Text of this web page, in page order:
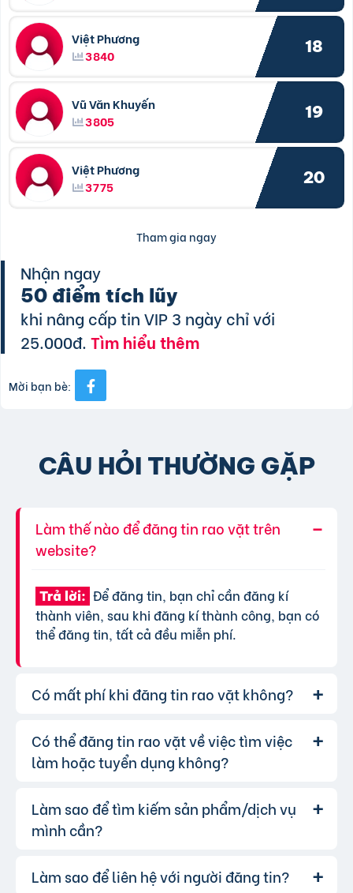
Việt Phương
3840
18
Vũ Văn Khuyến
3805
19
Việt Phương
3775
20
Tham gia ngay
Nhận ngay
50 điểm tích lũy
khi nâng cấp tin VIP 3 ngày chỉ với
25.000đ.Tìm hiểu thêm
Mời bạn bè:
CÂU HỎI THƯỜNG GẶP
Làm thế nào để đăng tin rao vặt trên
website?
Trả lời: Để đăng tin, bạn chỉ cần đăng kí
thành viên, sau khi đăng kí thành công, bạn có
thể đăng tin, tất cả đều miễn phí.
Có mất phí khi đăng tin rao vặt không?
Trả lời: Chúng tôi cung cấp gói đăng tin miễn
phí cơ bản cho tất cả người dùng. Tuy nhiên, để
thị, bạn có thể lựa chọn các gói dịch vụ nâng
cấp với chi phí hợp lý, xem thêmphí dịch vụ tin
VIP.
Có thể đăng tin rao vặt về việc tìm việc
làm hoặc tuyển dụng không?
Trả lời: Hoàn toàn có thể. Website của chúng
tôi hỗ trợ đăng tin tuyển dụng và tìm việc làm.
đủ thông tin.
Làm sao để tìm kiếm sản phẩm/dịch vụ
mình cần?
Trả lời: Bạn có thể sử dụng công cụ tìm kiếm
Làm sao để liên hệ với người đăng tin?